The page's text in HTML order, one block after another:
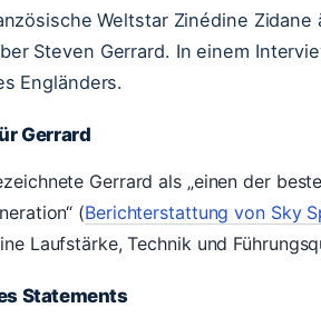
Weltstar Zinédine Zidane
Steven Gerrard. In einem
Engländers.
Gerrard
Gerrard als „einen der
(Berichterstattung von Sky
Laufstärke, Technik und
Statements